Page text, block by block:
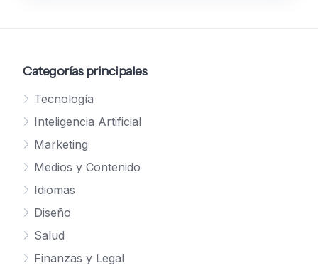
Categorías principales
Tecnología
Inteligencia Artificial
Marketing
Medios y Contenido
Idiomas
Diseño
Salud
Finanzas y Legal